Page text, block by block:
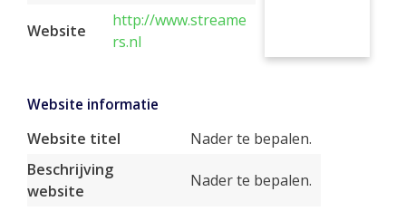
Website
http://www.streame
rs.nl
Website informatie
Website titel
Nader te bepalen.
Beschrijving
website
Nader te bepalen.